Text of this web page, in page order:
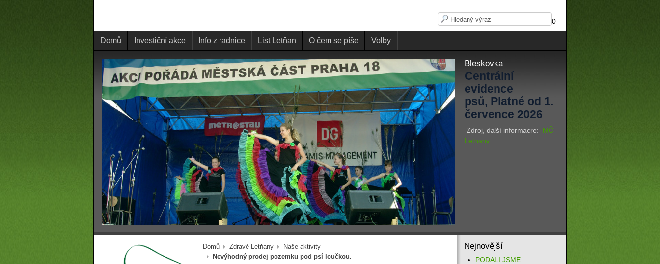
0
Domů Investiční akce Info z radnice List Letňan O čem se píše Volby
Bleskovka
Centrální
evidence
psů, Platné od 1.
července 2026
Zdroj, další informacre: MČ
Letnany
Domů Zdravé Letňany
Naše aktivity
Nevýhodný prodej pozemku pod psí loučkou.
Nejnovější
PODALI JSME